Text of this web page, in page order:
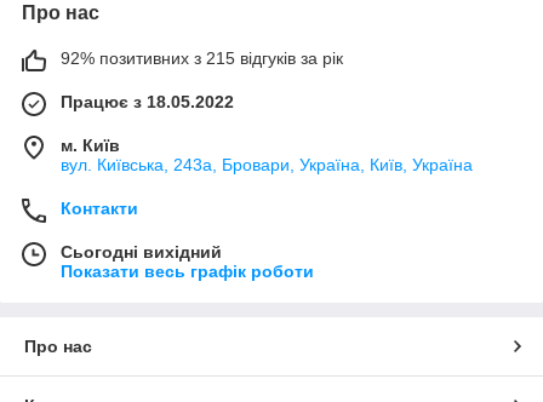
Про нас
92% позитивних з 215 відгуків за рік
Працює з 18.05.2022
м. Київ
вул. Київська, 243а, Бровари, Україна, Київ, Україна
Контакти
Сьогодні вихідний
Показати весь графік роботи
Про нас